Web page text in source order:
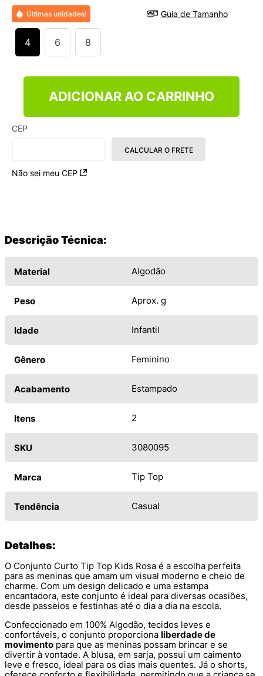
Últimas unidades! Guia de Tamanho
4 6 8
ADICIONAR AO CARRINHO
CEP
Não sei meu CEP
CALCULAR O FRETE
Descrição Técnica:
Material Algodão
Peso Aprox. g
Idade Infantil
Gênero Feminino
Acabamento Estampado
Itens 2
SKU 3080095
Marca Tip Top
Tendência Casual
Detalhes:
O Conjunto Curto Tip Top Kids Rosa é a escolha perfeita
para as meninas que amam um visual moderno e cheio de
charme. Com um design delicado e uma estampa
encantadora, este conjunto é ideal para diversas ocasiões,
desde passeios e festinhas até o dia a dia na escola.
Confeccionado em 100% Algodão, tecidos leves e
confortáveis, o conjunto proporciona liberdade de
movimento para que as meninas possam brincar e se
divertir à vontade. A blusa, em sarja, possui um caimento
leve e fresco, ideal para os dias mais quentes. Já o shorts,
9º
VEJA COUNTRY
10º NEW 530